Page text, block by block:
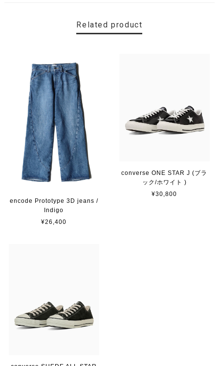
Related product
encode Prototype 3D jeans /
Indigo
¥26,400
converse ONE STAR J (ブラ
ック/ホワイト )
¥30,800